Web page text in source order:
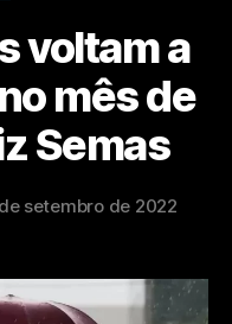
voltam a
mês de
Semas
setembro de 2022